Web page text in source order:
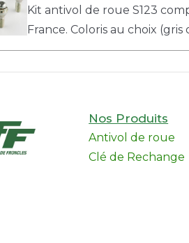
Kit antivol de roue S123
France. Coloris au choix
Nos Produits
Antivol de roue
Clé de Rechange